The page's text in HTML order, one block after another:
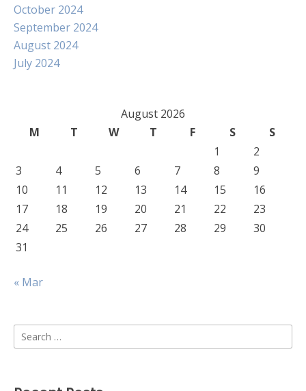
October 2024
September 2024
August 2024
July 2024
August 2026
M
T W T F S
S
1
2
3
4 5 6 7 8
9
10
11 12 13 14 15
16
17
18 19 20 21 22
23
24
25 26 27 28 29
30
31
« Mar
Search
for: